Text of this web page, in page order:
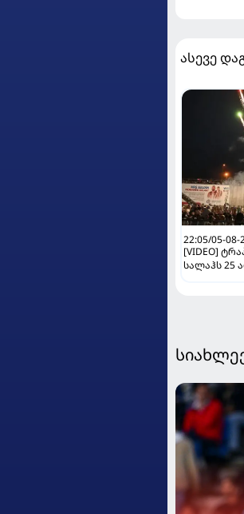
ასევე
22:05/05-08-
[VIDEO]
სალაჰს 25